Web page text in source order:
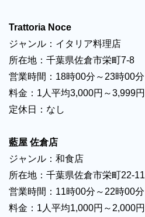
Trattoria Noce
ジャンル：イタリア料理店
所在地：千葉県佐倉市栄町7-8
営業時間：18時00分～23時00分
料金：1人平均3,000円～3,999円
定休日：なし
藍屋 佐倉店
ジャンル：和食店
所在地：千葉県佐倉市栄町22-11
営業時間：11時00分～22時00分
料金：1人平均1,000円～2,000円